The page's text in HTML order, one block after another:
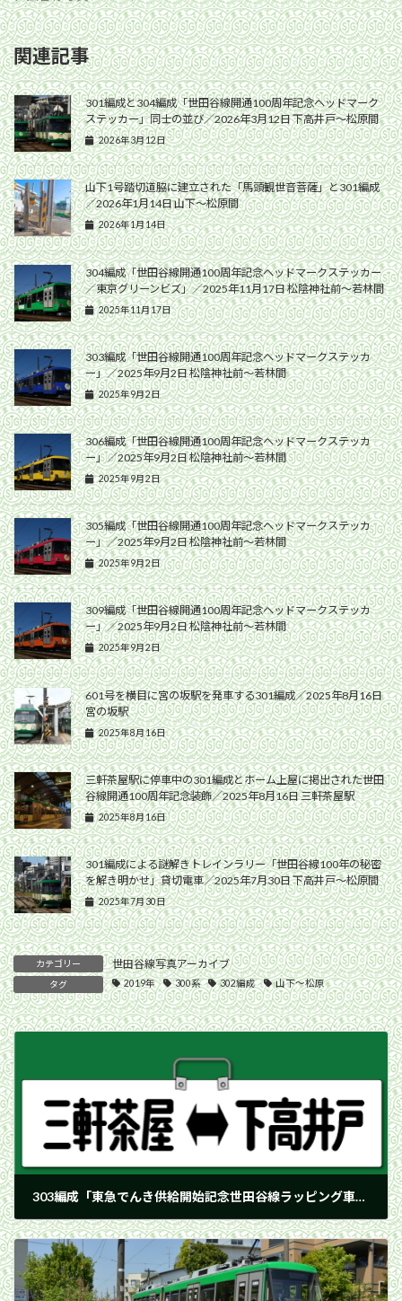
関連記事
301編成と304編成「世田谷線開通100周年記念ヘッドマーク
ステッカー」同士の並び／2026年3月12日 下高井戸〜松原間
2026年3月12日
山下1号踏切道脇に建立された「馬頭観世音菩薩」と301編成
／2026年1月14日 山下〜松原間
2026年1月14日
304編成「世田谷線開通100周年記念ヘッドマークステッカー
／東京グリーンビズ」／2025年11月17日 松陰神社前〜若林間
2025年11月17日
303編成「世田谷線開通100周年記念ヘッドマークステッカ
ー」／2025年9月2日 松陰神社前〜若林間
2025年9月2日
306編成「世田谷線開通100周年記念ヘッドマークステッカ
ー」／2025年9月2日 松陰神社前〜若林間
2025年9月2日
305編成「世田谷線開通100周年記念ヘッドマークステッカ
ー」／2025年9月2日 松陰神社前〜若林間
2025年9月2日
309編成「世田谷線開通100周年記念ヘッドマークステッカ
ー」／2025年9月2日 松陰神社前〜若林間
2025年9月2日
601号を横目に宮の坂駅を発車する301編成／2025年8月16日
宮の坂駅
2025年8月16日
三軒茶屋駅に停車中の301編成とホーム上屋に掲出された世田
谷線開通100周年記念装飾／2025年8月16日 三軒茶屋駅
2025年8月16日
301編成による謎解きトレインラリー「世田谷線100年の秘密
を解き明かせ」貸切電車／2025年7月30日 下高井戸〜松原間
2025年7月30日
カテゴリー 世田谷線写真アーカイブ
タグ 2019年 300系 302編成 山下〜松原
303編成「東急でんき供給開始記念世田谷線ラッピング車両」が終了
2019年4月6日